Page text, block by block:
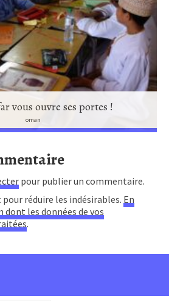
vous ouvre ses portes !
oman
pour publier un commentaire.
réduire les indésirables. En
dont les données de vos
.